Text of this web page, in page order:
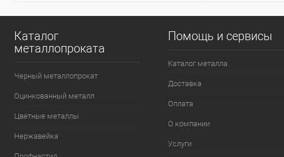
Каталог
металлопроката
Черный металлопрокат
Оцинкованный металл
Цветные металлы
Нержавейка
Помощь и сервисы
Каталог металла
Доставка
Оплата
О компании
Услуги